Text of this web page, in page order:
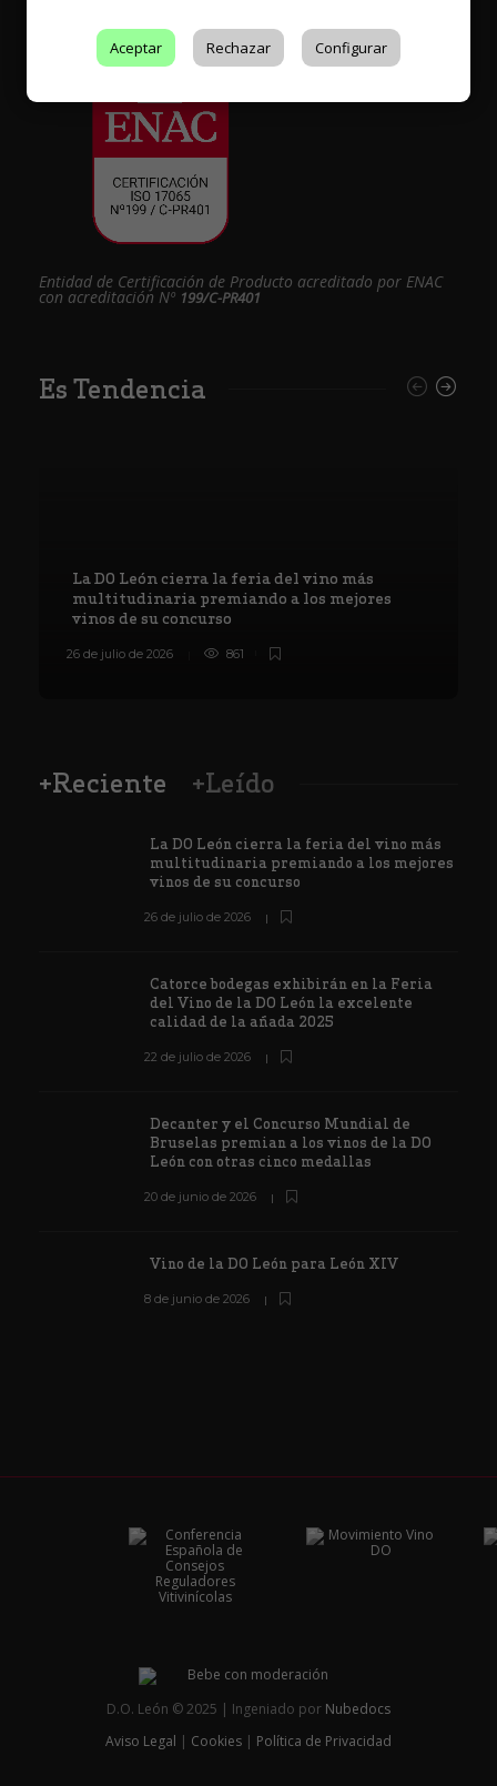
Entidad de Certificación de Producto acreditado por ENAC
con acreditación Nº 199/C-PR401
Es Tendencia
La DO León cierra la feria del vino más
multitudinaria premiando a los mejores
vinos de su concurso
26 de julio de 2026 861
+Reciente +Leído
La DO León cierra la feria del vino más
multitudinaria premiando a los mejores
vinos de su concurso
26 de julio de 2026
Catorce bodegas exhibirán en la Feria
del Vino de la DO León la excelente
calidad de la añada 2025
22 de julio de 2026
Decanter y el Concurso Mundial de
Bruselas premian a los vinos de la DO
León con otras cinco medallas
20 de junio de 2026
Vino de la DO León para León XIV
8 de junio de 2026
D.O. León © 2025 | Ingeniado por Nubedocs
Aviso Legal | Cookies | Política de Privacidad
Aceptar Rechazar Configurar